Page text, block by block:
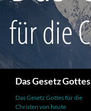
Das Gesetz Gottes
Das Gesetz Gottes für die
Christen von heute